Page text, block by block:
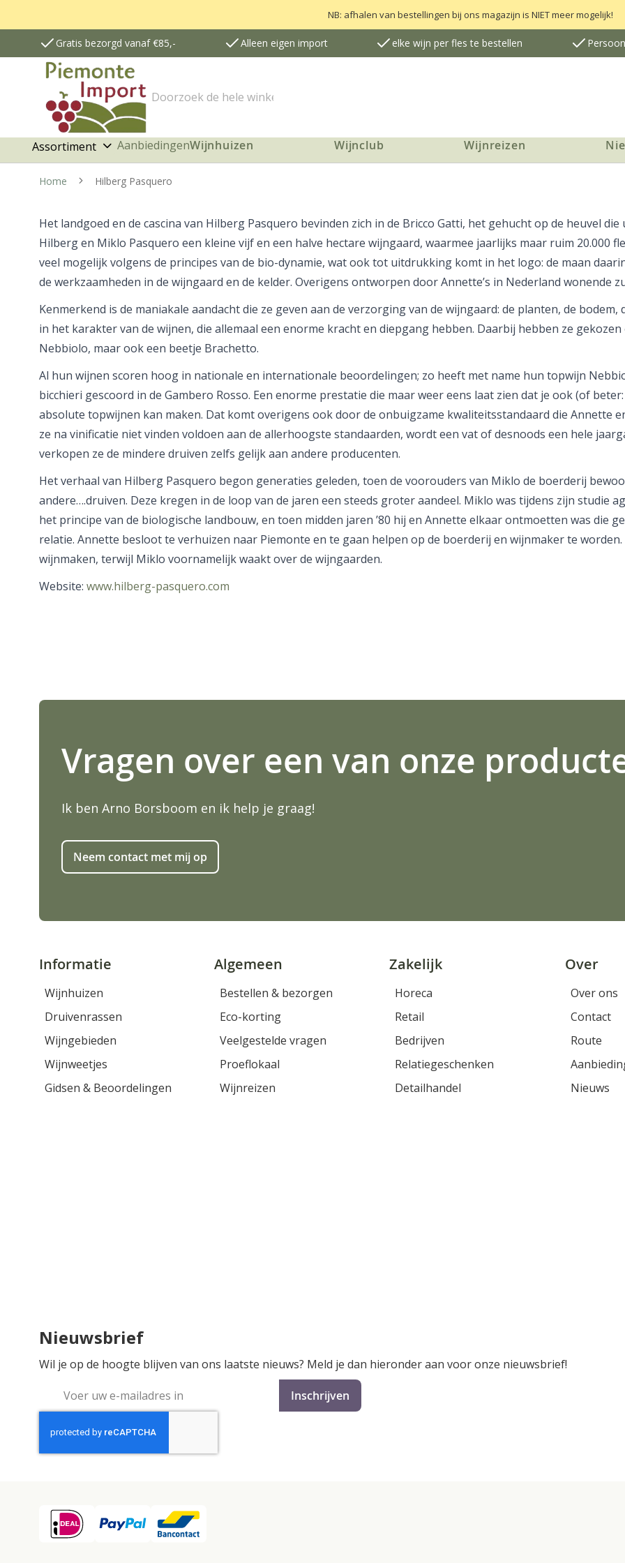
NB: afhalen van bestellingen bij ons magazijn is NIET meer mogelijk!
Gratis bezorgd vanaf €85,- Alleen eigen import elke wijn per fles te bestellen
Assortiment AanbiedingenWijnhuizen Wijnclub Wijnreizen
Home Hilberg Pasquero
Het landgoed en de cascina van Hilberg Pasquero bevinden zich in de Bricco Gatti, het gehucht op de heuvel
Hilberg en Miklo Pasquero een kleine vijf en een halve hectare wijngaard, waarmee jaarlijks maar ruim 20.000
veel mogelijk volgens de principes van de bio-dynamie, wat ook tot uitdrukking komt in het logo: de maan
de werkzaamheden in de wijngaard en de kelder. Overigens ontworpen door Annette’s in Nederland wonende
Kenmerkend is de maniakale aandacht die ze geven aan de verzorging van de wijngaard: de planten, de
in het karakter van de wijnen, die allemaal een enorme kracht en diepgang hebben. Daarbij hebben ze
Nebbiolo, maar ook een beetje Brachetto.
Al hun wijnen scoren hoog in nationale en internationale beoordelingen; zo heeft met name hun topwijn
bicchieri gescoord in de Gambero Rosso. Een enorme prestatie die maar weer eens laat zien dat je ook (of
absolute topwijnen kan maken. Dat komt overigens ook door de onbuigzame kwaliteitsstandaard die Annette
ze na vinificatie niet vinden voldoen aan de allerhoogste standaarden, wordt een vat of desnoods een hele
verkopen ze de mindere druiven zelfs gelijk aan andere producenten.
Het verhaal van Hilberg Pasquero begon generaties geleden, toen de voorouders van Miklo de boerderij
andere….druiven. Deze kregen in de loop van de jaren een steeds groter aandeel. Miklo was tijdens zijn studie
het principe van de biologische landbouw, en toen midden jaren ’80 hij en Annette elkaar ontmoetten was die
relatie. Annette besloot te verhuizen naar Piemonte en te gaan helpen op de boerderij en wijnmaker te
wijnmaken, terwijl Miklo voornamelijk waakt over de wijngaarden.
Website: www.hilberg-pasquero.com
Vragen over een van onze
Ik ben Arno Borsboom en ik help je graag!
Neem contact met mij op
Informatie
Wijnhuizen
Druivenrassen
Wijngebieden
Wijnweetjes
Gidsen & Beoordelingen
Algemeen
Bestellen & bezorgen
Eco-korting
Veelgestelde vragen
Proeflokaal
Wijnreizen
Zakelijk
Horeca
Retail
Bedrijven
Relatiegeschenken
Detailhandel
Over
Over ons
Contact
Route
Nieuws
Nieuwsbrief
Wil je op de hoogte blijven van ons laatste nieuws? Meld je dan hieronder aan voor onze nieuwsbrief!
onze
Inschrijven